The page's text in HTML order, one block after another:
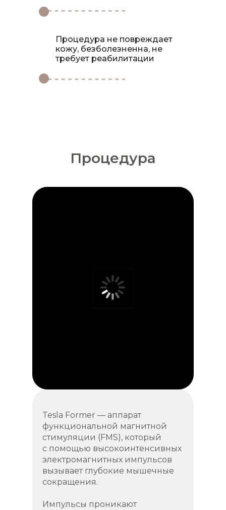
Процедура не повреждает
кожу, безболезненна, не
требует реабилитации
Процедура
Tesla Former — аппарат
функциональной магнитной
стимуляции (FMS), который
с помощью высокоинтенсивных
электромагнитных импульсов
вызывает глубокие мышечные
сокращения.
Импульсы проникают